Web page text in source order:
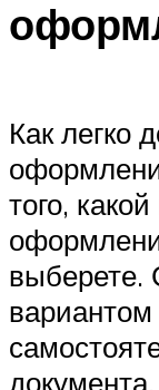
Как легко
того,
вариантом